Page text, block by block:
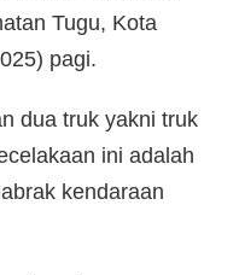
Tugu, Kota
pagi.
dua truk yakni truk
ini adalah
kendaraan